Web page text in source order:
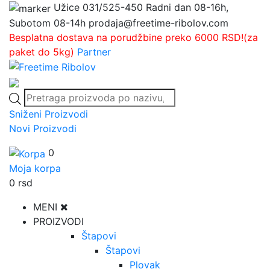
Užice 031/525-450 Radni dan 08-16h,
Subotom 08-14h prodaja@freetime-ribolov.com
Besplatna dostava na porudžbine preko 6000 RSD!(za
paket do 5kg) Partner
Products
search
Sniženi Proizvodi
Novi Proizvodi
0
Moja korpa
0 rsd
MENI
PROIZVODI
Štapovi
Štapovi
Plovak